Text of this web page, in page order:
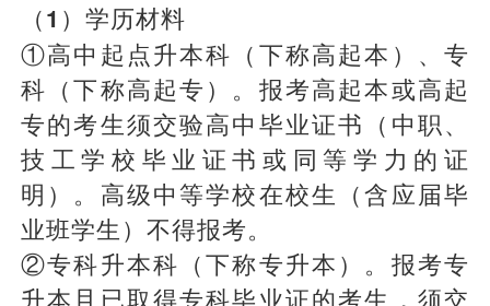
（1）学历材料
①高中起点升本科（下称高起本）、专
科（下称高起专）。报考高起本或高起
专的考生须交验高中毕业证书（中职、
技工学校毕业证书或同等学力的证
明）。高级中等学校在校生（含应届毕
业班学生）不得报考。
②专科升本科（下称专升本）。报考专
升本且已取得专科毕业证的考生，须交